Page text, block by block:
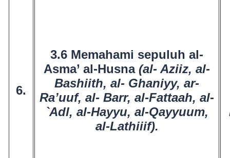
6.
3.6 Memahami sepuluh al-
Asma’ al-Husna (al- Aziiz, al-
Bashiith, al- Ghaniyy, ar-
Ra’uuf, al- Barr, al-Fattaah, al-
`Adl, al-Hayyu, al-Qayyuum,
al-Lathiiif).